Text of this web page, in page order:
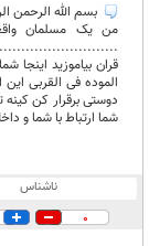
بسم الله الرحمن
من یک مسلمان
قران بیاموزید اینجا
الموده فی القربی
دوستی برقرار کن
شما ارتباط با شما و
ناشناس
0